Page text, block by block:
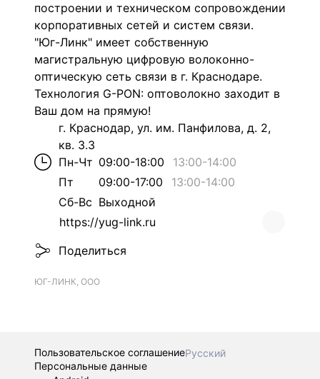
построении и техническом сопровождении
корпоративных сетей и систем связи.
"Юг-Линк" имеет собственную
магистральную цифровую волоконно-
оптическую сеть связи в г. Краснодаре.
Технология G-PON: оптоволокно заходит в
Ваш дом на прямую!
г. Краснодар, ул. им. Панфилова, д. 2,
кв. 3.3
Пн-Чт 09:00-18:00 13:00-14:00
Пт
09:00-17:00 13:00-14:00
Сб-Вс Выходной
https://yug-link.ru
Поделиться
ЮГ-ЛИНК, ООО
Пользовательское соглашениеРусский
Персональные данные